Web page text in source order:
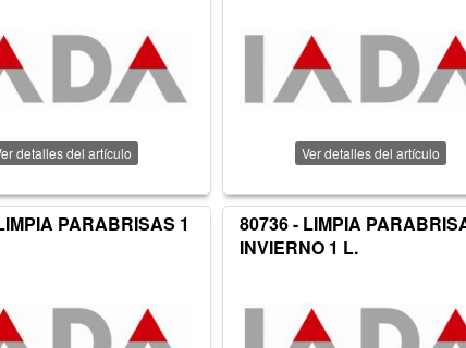
detalles del artículo Ver detalles del artículo
PARABRISAS 1
80736 - LIMPIA
INVIERNO 1 L.